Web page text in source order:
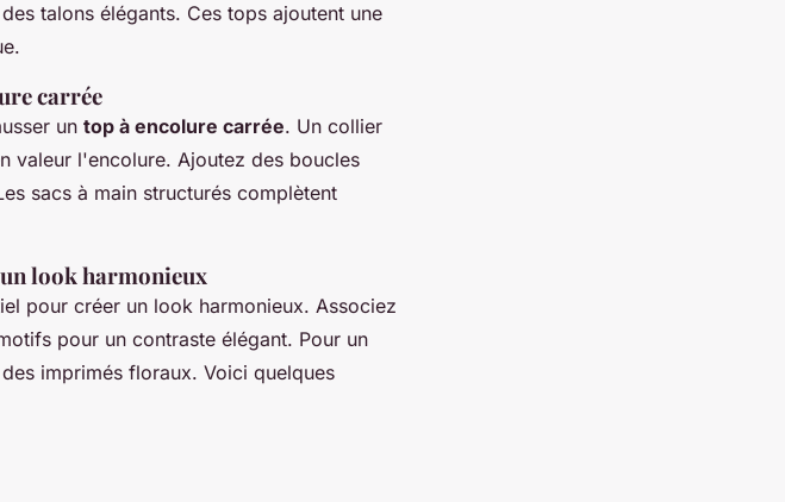
talons élégants. Ces tops ajoutent une
carrée
un top à encolure carrée. Un collier
valeur l'encolure. Ajoutez des boucles
sacs à main structurés complètent
look harmonieux
pour créer un look harmonieux. Associez
pour un contraste élégant. Pour un
imprimés floraux. Voici quelques